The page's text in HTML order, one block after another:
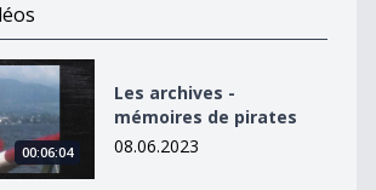
mémoires de pirates
00:06:04
Les archives -
mémoires de pirates
08.06.2023